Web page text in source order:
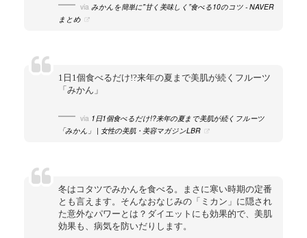
via みかんを簡単に"甘く美味しく”食べる10のコツ - NAVER
まとめ
1日1個食べるだけ!?来年の夏まで美肌が続くフルーツ
「みかん」
via 1日1個食べるだけ!?来年の夏まで美肌が続くフルーツ
「みかん」 | 女性の美肌・美容マガジンLBR
冬はコタツでみかんを食べる。まさに寒い時期の定番
とも言えます。そんなおなじみの「ミカン」に隠され
た意外なパワーとは？ダイエットにも効果的で、美肌
効果も、病気を防いだりします。